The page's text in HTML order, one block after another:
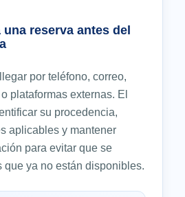
reserva antes del
por teléfono, correo,
plataformas externas. El
su procedencia,
aplicables y mantener
para evitar que se
que ya no están disponibles.